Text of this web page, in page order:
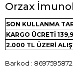
Orzax
SON KULLANMA
KARGO ÜCRETİ
2.000 TL ÜZERİ
Barkod :